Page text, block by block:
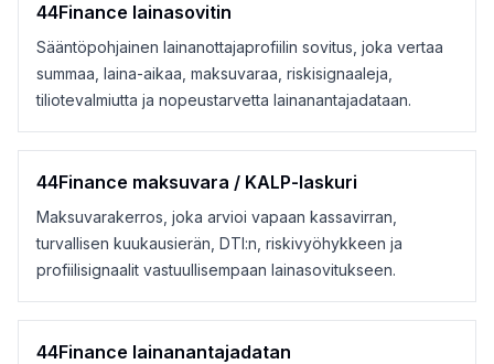
44Finance lainasovitin
Sääntöpohjainen lainanottajaprofiilin sovitus, joka vertaa
summaa, laina-aikaa, maksuvaraa, riskisignaaleja,
tiliotevalmiutta ja nopeustarvetta lainanantajadataan.
44Finance maksuvara / KALP-laskuri
Maksuvarakerros, joka arvioi vapaan kassavirran,
turvallisen kuukausierän, DTI:n, riskivyöhykkeen ja
profiilisignaalit vastuullisempaan lainasovitukseen.
44Finance lainanantajadatan